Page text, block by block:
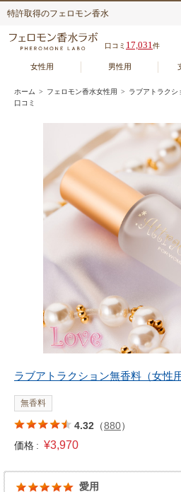
特許取得のフェロモン香水
口コミ 17,031件
女性用 男性用
ホーム > フェロモン香水女性用 > ラブアトラクシ
口コミ
ラブアトラクション無香料（女性用
無香料
4.32 （880）
価格 : ¥3,970
愛用